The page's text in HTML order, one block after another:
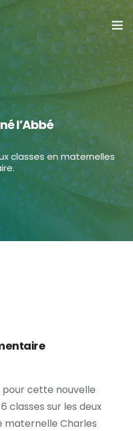
l’Abbé
classes en maternelles
pour cette nouvelle
classes sur les deux
maternelle Charles